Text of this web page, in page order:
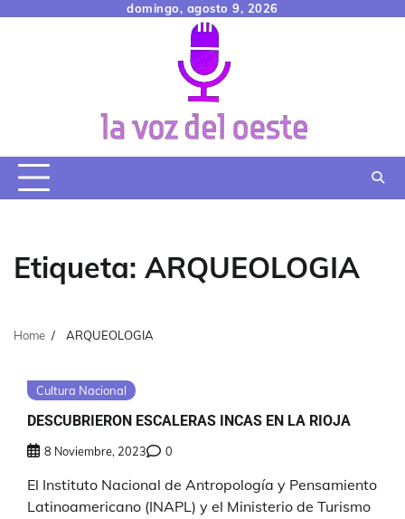
domingo, agosto 9, 2026
Etiqueta: ARQUEOLOGIA
Home ARQUEOLOGIA
Cultura Nacional
DESCUBRIERON ESCALERAS INCAS EN LA RIOJA
8 Noviembre, 2023 0
El Instituto Nacional de Antropología y Pensamiento
Latinoamericano (INAPL) y el Ministerio de Turismo